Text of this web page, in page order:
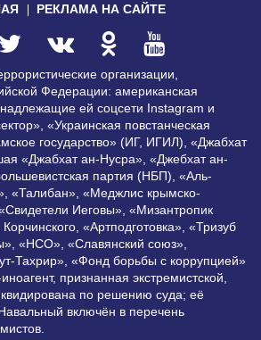
РЕКЛАМА НА САЙТЕ
организации,
Федерации: американская
ей соцсети Instagram и
«Украинская повстанческая
государство» (ИГ, ИГИЛ), «Джабхат
«Джабхат ан-Нусра», «Джебхат ан-
партия (НБП), «Аль-
«Талибан», «Меджлис крымско-
Иеговы», «Мизантропик
«Артподготовка», «Тризуб
«НСО», «Славянский союз»,
Тахрир», «Фонд борьбы с коррупцией»
признанная экстремистской,
по решению суда; её
включён в перечень